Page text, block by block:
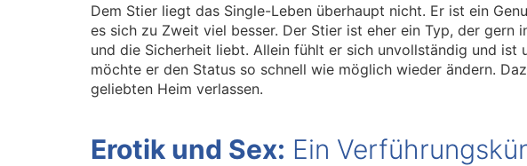
Dem Stier liegt das Single-Leben überhaupt nicht. Er ist ein
es sich zu Zweit viel besser. Der Stier ist eher ein Typ, der gern
und die Sicherheit liebt. Allein fühlt er sich unvollständig und ist
möchte er den Status so schnell wie möglich wieder ändern.
geliebten Heim verlassen.
Erotik und Sex: Ein